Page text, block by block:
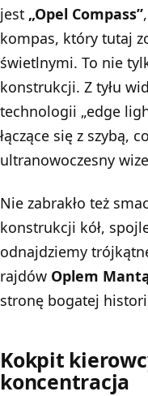
jest „Opel Compass”
kompas, który tutaj
świetlnymi. To nie
konstrukcji. Z tyłu
technologii „edge
łączące się z szybą,
ultranowoczesny
Nie zabrakło też
konstrukcji kół,
odnajdziemy
rajdów Oplem
stronę bogatej
Kokpit
koncentracja